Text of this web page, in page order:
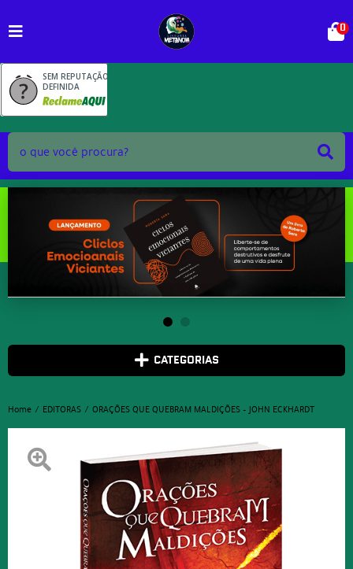
SEM REPUTAÇÃO
DEFINIDA
0
CATEGORIAS
Home EDITORAS ORAÇÕES QUE QUEBRAM MALDIÇÕES – JOHN ECKHARDT